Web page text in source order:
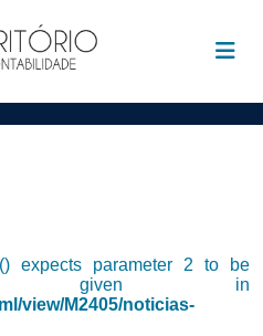
expects parameter 2 to be
given in
view/M2405/noticias-